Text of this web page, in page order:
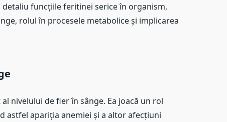
funcțiile feritinei serice în organism,
rolul în procesele metabolice și implicarea
nivelului de fier în sânge. Ea joacă un rol
astfel apariția anemiei și a altor afecțiuni